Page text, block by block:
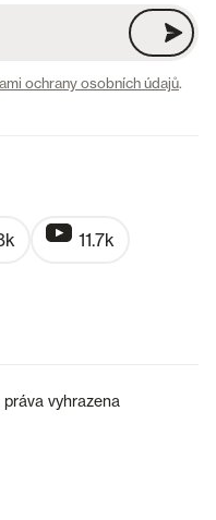
ochrany osobních údajů.
11.7k
vyhrazena